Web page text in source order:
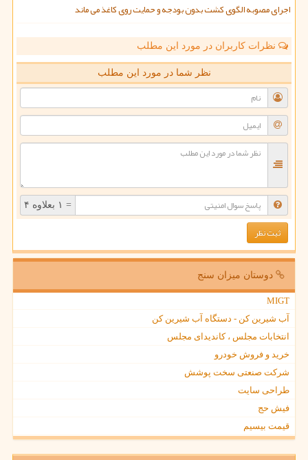
اجرای مصوبه الگوی کشت بدون بودجه و حمایت روی کاغذ می ماند
نظرات کاربران در مورد این مطلب
نظر شما در مورد این مطلب
= ۱ بعلاوه ۴
دوستان میزان سنج
MIGT
آب شیرین کن - دستگاه آب شیرین کن
انتخابات مجلس ، کاندیدای مجلس
خرید و فروش خودرو
شرکت صنعتی سخت پوشش
طراحی سایت
فیش حج
قیمت بیسیم